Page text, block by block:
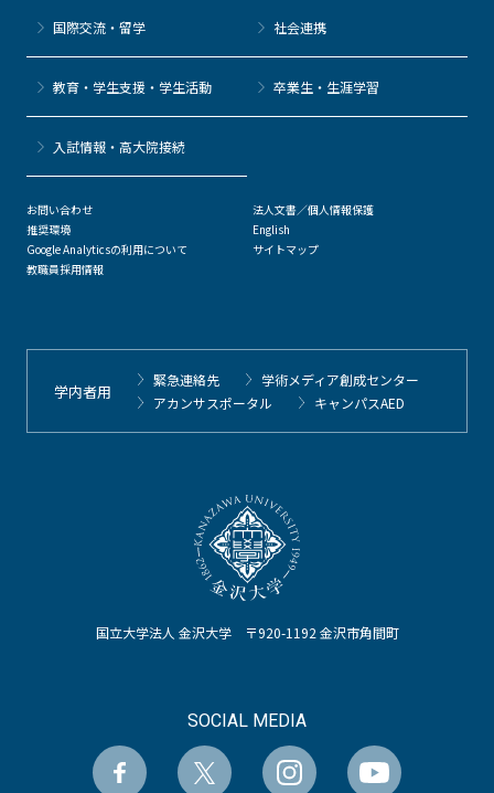
国立大学法人 金沢大学 〒920-1192 金沢市角間町
SOCIAL MEDIA
国際交流・留学 社会連携
教育・学生支援・学生活動 卒業生・生涯学習
⼊試情報・高大院接続
お問い合わせ
推奨環境
Google Analyticsの利用について
教職員採用情報
法人文書／個人情報保護
English
サイトマップ
学内者用
緊急連絡先
学術メディア創成センター
アカンサスポータル
キャンパスAED